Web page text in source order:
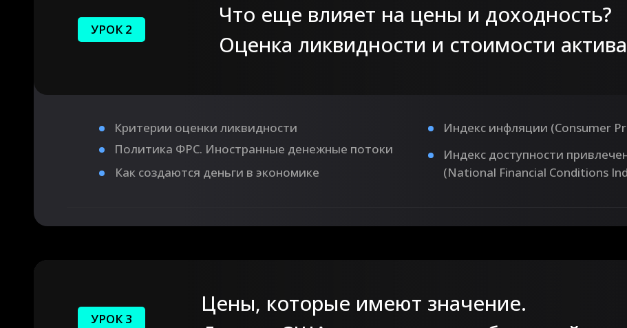
Политика ФРС. Иностранные денежные потоки
Что еще влияет на цены и доходность?
Оценка ликвидности и стоимости актива
Как создаются деньги в экономике
УРОК 2
Индекс инфляции (Consumer
Индекс доступности
(National Financial Conditions
Критерии оценки ликвидности
Цены, которые имеют значение.
УРОК 3